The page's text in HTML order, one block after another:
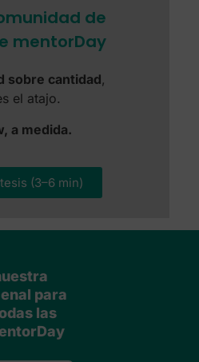
de
mentorDay
sobre cantidad,
el atajo.
a medida.
(3–6 min)
para
las